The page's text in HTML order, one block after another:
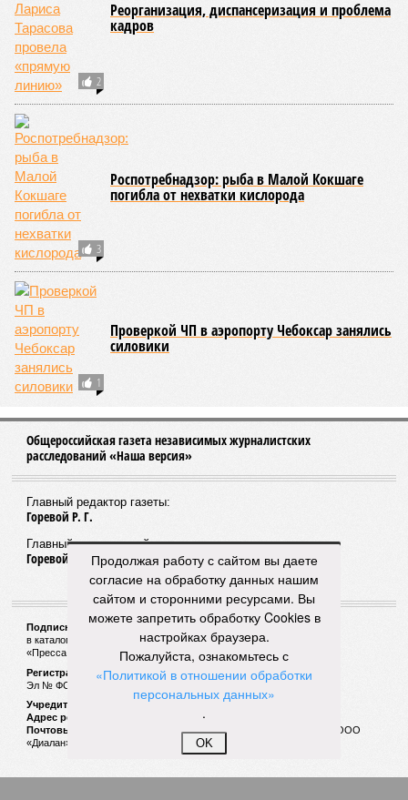
грызунов и насекомых. Питание в учреждениях
обеспечивают 21 оператор, причём в отношении каждого из
них организован постоянный лабораторный мониторинг.
В ходе заседания был также вынесен на обсуждение ряд
предложений, направленных на обеспечение санитарно-
эпидемиологического благополучия детей в летних лагерях
и на повышение действенности самой системы
оздоровления. В качестве основного приоритета было
выделено обеспечение оздоровительных учреждений
качественными пищевыми продуктами, а детей –
полноценным и сбалансированным питанием. Все лагеря в
обязательном порядке должны располагать санитарно-
эпидемиологическим заключением (СЭЗ), которое
подтверждает соответствие учреждения требованиям
действующего санитарного законодательства. Отсутствие
действующего СЭЗ является основанием для запрета на
функционирование оздоровительной организации. Кроме
того, участники заседания обратили внимание на
необходимость постоянного контроля за поставщиками
продуктов и организаторами питания, за своевременным
нарушений, а также за соблюдением сроков прохождения
медицинских осмотров и гигиенического обучения
персоналом.
Республика
разместилась на 79
месте в России по
качеству дорог
КОММЕНТАРИИ 0
ПОСЛЕДНИЕ НОВОСТИ
07/08
В Чебоксарах в ближайшие годы не будут
достраивать спуск к заливу
Продолжая работу с сайтом вы даете
согласие на обработку данных нашим
сайтом и сторонними ресурсами. Вы
можете запретить обработку Cookies в
настройках браузера.
Пожалуйста, ознакомьтесь с
«Политикой в отношении обработки
персональных данных»
.
OK